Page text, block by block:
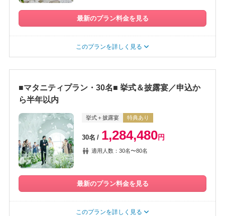
最新のプラン料金を見る
このプランを詳しく見る
■マタニティプラン・30名■ 挙式＆披露宴／申込か
ら半年以内
挙式＋披露宴 特典あり
30名 1,284,480円
適用人数：30名〜80名
最新のプラン料金を見る
このプランを詳しく見る